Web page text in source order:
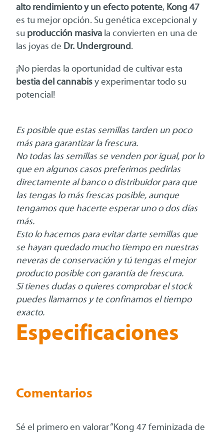
alto rendimiento y un efecto potente, Kong 47
es tu mejor opción. Su genética excepcional y
su producción masiva la convierten en una de
las joyas de Dr. Underground.
¡No pierdas la oportunidad de cultivar esta
bestia del cannabisy experimentar todo su
potencial!
Es posible que estas semillas tarden un poco
más para garantizar la frescura.
No todas las semillas se venden por igual, por lo
que en algunos casos preferimos pedirlas
directamente al banco o distribuidor para que
las tengas lo más frescas posible, aunque
tengamos que hacerte esperar uno o dos días
más.
Esto lo hacemos para evitar darte semillas que
se hayan quedado mucho tiempo en nuestras
neveras de conservación y tú tengas el mejor
producto posible con garantía de frescura.
Si tienes dudas o quieres comprobar el stock
puedes llamarnos y te confinamos el tiempo
exacto.
Especificaciones
Comentarios
Sé el primero en valorar “Kong 47 feminizada de